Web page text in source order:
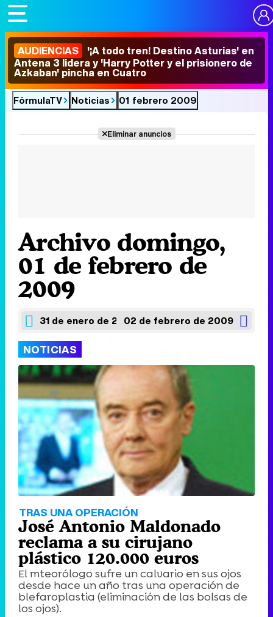
AUDIENCIAS '¡A todo tren! Destino Asturias' en
Antena 3 lidera y 'Harry Potter y el prisionero de
Azkaban' pincha en Cuatro
FórmulaTV Noticias 01 febrero 2009
Eliminar anuncios
Archivo domingo,
01 de febrero de
2009
31 de enero de 200902 de febrero de 2009
NOTICIAS
TRAS UNA OPERACIÓN
José Antonio Maldonado
reclama a su cirujano
plástico 120.000 euros
El mteorólogo sufre un calvario en sus ojos
desde hace un año tras una operación de
blefaroplastia (eliminación de las bolsas de
los ojos).